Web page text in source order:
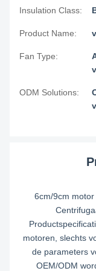
Insulation Class:
Product Name:
Fan Type:
ODM Solutions:
6cm/9cm motor
motoren, slechts
de parameters
OEM/ODM